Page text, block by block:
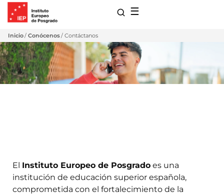
☰
de Extensión
Inicio Conócenos Contáctanos
El Instituto Europeo de Posgrado es una
institución de educación superior española,
comprometida con el fortalecimiento de la